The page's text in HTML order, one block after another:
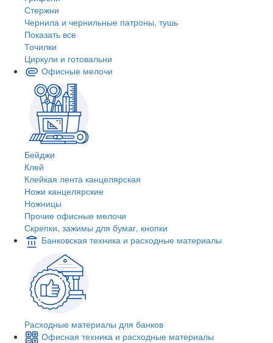
Стержни
Чернила и чернильные патроны, тушь
Показать все
Точилки
Циркули и готовальни
Офисные мелочи
Бейджи
Клей
Клейкая лента канцелярская
Ножи канцелярские
Ножницы
Прочие офисные мелочи
Скрепки, зажимы для бумаг, кнопки
Банковская техника и расходные материалы
Расходные материалы для банков
Офисная техника и расходные материалы